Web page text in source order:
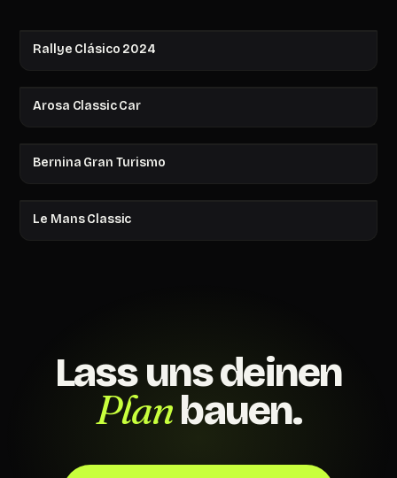
Rallye Clásico 2024
Arosa Classic Car
Bernina Gran Turismo
Le Mans Classic
Lass uns deinen
Planbauen.